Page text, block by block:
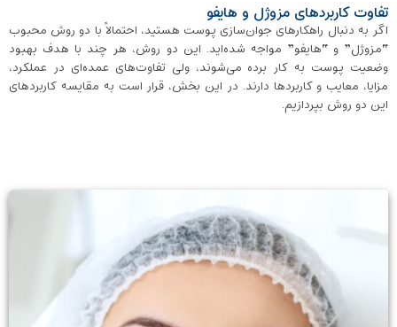
تفاوت کاربردهای مزوژل و هایفو
اگر به دنبال راهکارهای جوان‌سازی پوست هستید، احتمالاً با دو روش محبوب
“مزوژل” و “هایفو” مواجه شده‌اید. این دو روش، هر چند با هدف بهبود
وضعیت پوست به کار برده می‌شوند، ولی تفاوت‌های عمده‌ای در عملکرد،
مزایا، معایب و کاربردها دارند. در این بخش، قرار است به مقایسه کاربردهای
این دو روش بپردازیم.